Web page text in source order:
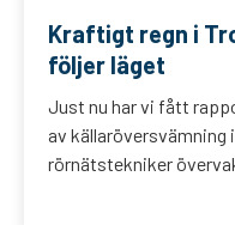
Kraftigt regn i
följer läget
Just nu har vi fått
av källaröversvämning
rörnätstekniker